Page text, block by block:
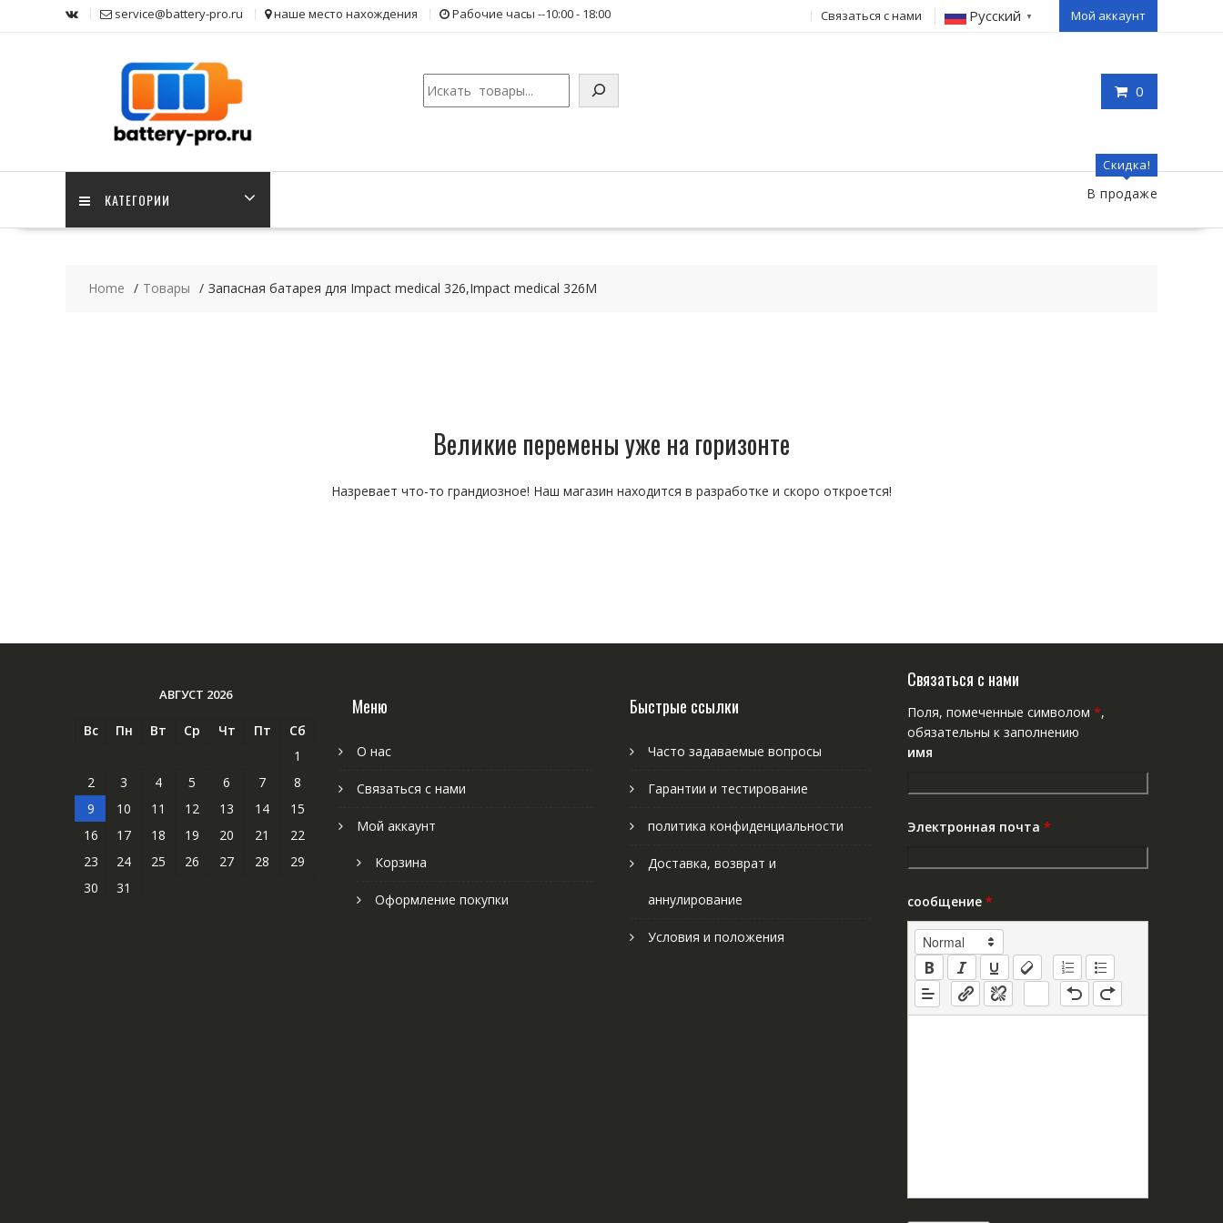
service@battery-pro.ru наше место нахождения Рабочие часы --10:00 - 18:00 Связаться с нами Русский ▼ Мой аккаунт
0
Поиск
КАТЕГОРИИ
Скидка!
В продаже
Home Товары Запасная батарея для Impact medical 326,Impact medical 326M
Великие перемены уже на горизонте
Назревает что-то грандиозное! Наш магазин находится в разработке и скоро откроется!
АВГУСТ 2026
Вс Пн Вт Ср Чт Пт
Сб
1
2
3 4 5 6 7
8
9
10 11 12 13 14
15
16
17 18 19 20 21
22
23
24 25 26 27 28
29
30
31
Меню
О нас
Связаться с нами
Мой аккаунт
Корзина
Оформление покупки
Быстрые ссылки
Часто задаваемые вопросы
Гарантии и тестирование
политика конфиденциальности
Доставка, возврат и
аннулирование
Условия и положения
Связаться с нами
Поля, помеченные символом *,
обязательны к заполнению
имя
Электронная почта *
сообщение *